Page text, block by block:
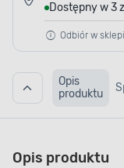
Dostępny w 3
Odbiór w
Opis
produktu
Opis produktu